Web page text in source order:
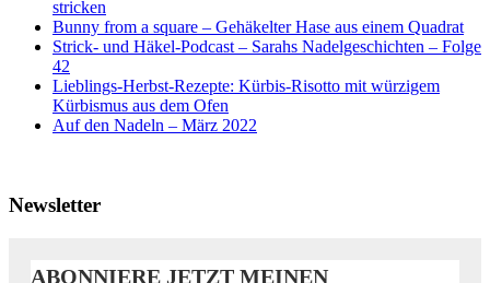
stricken
Bunny from a square – Gehäkelter Hase aus einem Quadrat
Strick- und Häkel-Podcast – Sarahs Nadelgeschichten – Folge
42
Lieblings-Herbst-Rezepte: Kürbis-Risotto mit würzigem
Kürbismus aus dem Ofen
Auf den Nadeln – März 2022
Newsletter
ABONNIERE JETZT MEINEN